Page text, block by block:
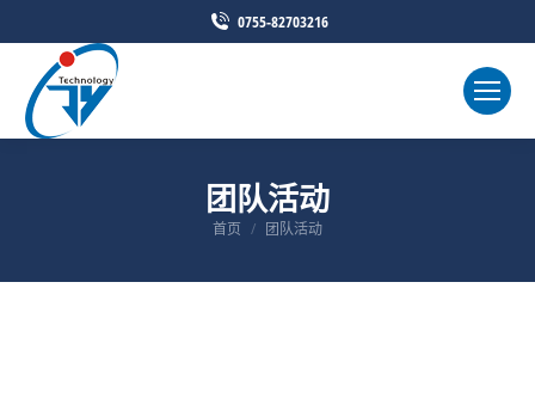
0755-82703216
团队活动
您在这里：
首页 团队活动